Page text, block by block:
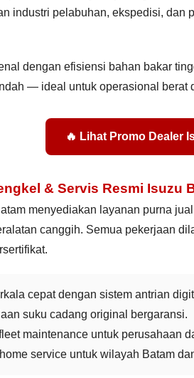
industri pelabuhan, ekspedisi, dan
dengan efisiensi bahan bakar
— ideal untuk operasional berat
🔥 Lihat Promo Dealer
& Servis Resmi Isuzu
menyediakan layanan purna
canggih. Semua pekerjaan
cepat dengan sistem antrian
suku cadang original bergaransi.
maintenance untuk perusahaan
service untuk wilayah Batam